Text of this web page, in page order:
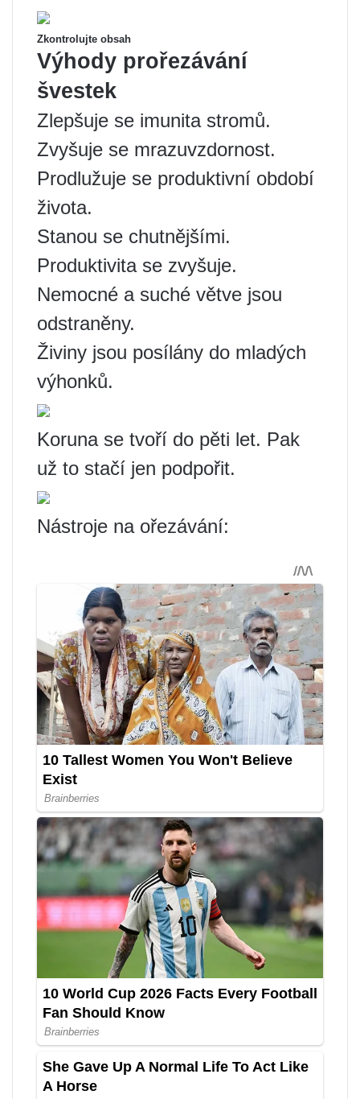
Zkontrolujte obsah
Výhody prořezávání
švestek
Zlepšuje se imunita stromů.
Zvyšuje se mrazuvzdornost.
Prodlužuje se produktivní období
života.
Stanou se chutnějšími.
Produktivita se zvyšuje.
Nemocné a suché větve jsou
odstraněny.
Živiny jsou posílány do mladých
výhonků.
Koruna se tvoří do pěti let. Pak
už to stačí jen podpořit.
Nástroje na ořezávání: